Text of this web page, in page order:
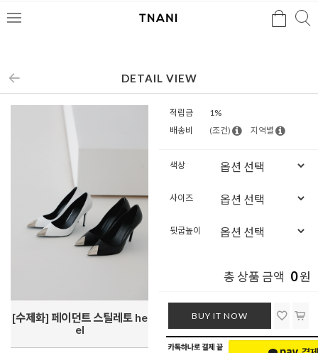
메
검색
DETAIL VIEW
[수제화] 페이던트 스틸레토 he
el
적립금
1%
배송비
(조건) 지역별
색상
사이즈
뒷굽높이
총 상품 금액 0원
BUY IT NOW